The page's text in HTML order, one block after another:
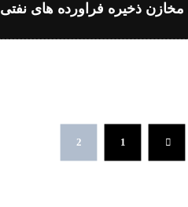
مخازن ذخیره فراورده های نفتی
1
2